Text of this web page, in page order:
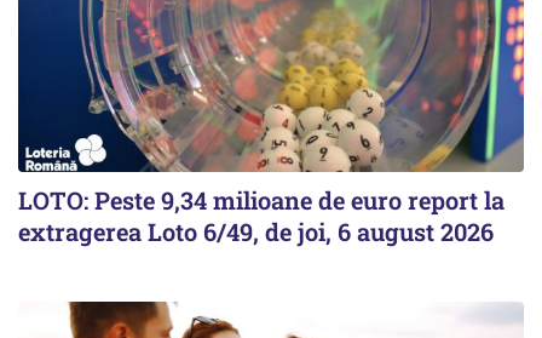
LOTO: Peste 9,34 milioane de euro report la
extragerea Loto 6/49, de joi, 6 august 2026